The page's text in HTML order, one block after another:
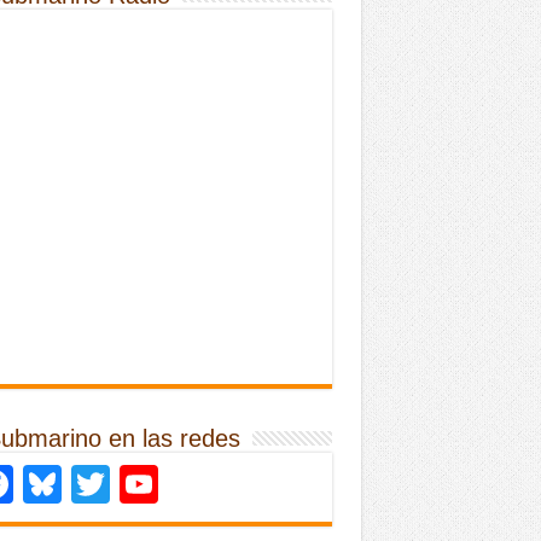
en las redes
Facebook
Bluesky
Twitter